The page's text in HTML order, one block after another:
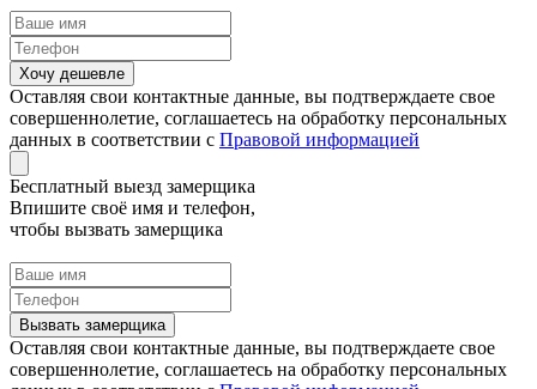
Оставляя свои контактные данные, вы подтверждаете свое
совершеннолетие, соглашаетесь на обработку персональных
данных в соответствии с Правовой информацией
Бесплатный выезд замерщика
Впишите своё имя и телефон,
чтобы вызвать замерщика
Оставляя свои контактные данные, вы подтверждаете свое
совершеннолетие, соглашаетесь на обработку персональных